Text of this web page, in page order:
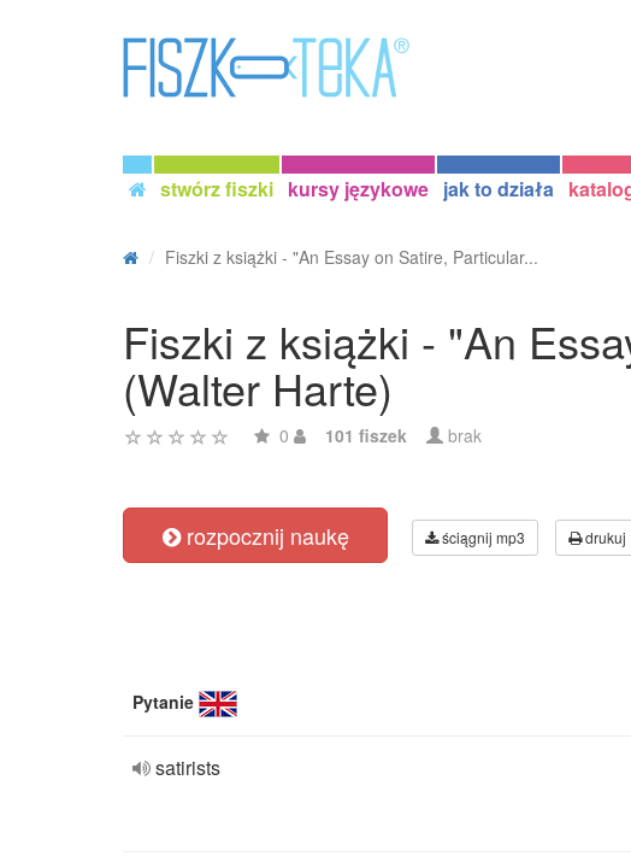
stwórz fiszki kursy językowe jak to działa
Fiszki z książki - "An Essay on Satire, Particular...
Fiszki z książki - "An
(Walter Harte)
0 101 fiszek brak
rozpocznij naukę ściągnij mp3 drukuj
Pytanie
satirists